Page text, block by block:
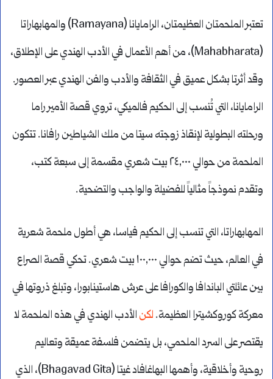
تعتبر الملحمتان العظيمتان، الرامايانا (Ramayana) والمهابهاراتا
(Mahabharata)، من أهم الأعمال في الأدب الهندي على الإطلاق،
وقد أثرتا بشكل عميق في الثقافة والأدب والفن الهندي عبر العصور.
الرامايانا، التي تُنسب إلى الحكيم فالميكي، تروي قصة الأمير راما
ورحلته البطولية لإنقاذ زوجته سيتا من ملك الشياطين رافانا. تتكون
الملحمة من حوالي ٢٤,٠٠٠ بيت شعري مقسمة إلى سبعة كتب،
وتقدم نموذجاً مثالياً للفضيلة والواجب والتضحية.
المهابهاراتا، التي تنسب إلى الحكيم فياسا، هي أطول ملحمة شعرية
في العالم، حيث تضم حوالي ١٠٠,٠٠٠ بيت شعري. تحكي قصة الصراع
بين عائلتي الباندافا والكورافا على عرش هاستينابورا، وتبلغ ذروتها في
معركة كوروكشيترا العظيمة. لكن الأدب الهندي في هذه الملحمة لا
يقتصر على السرد الملحمي، بل يتضمن فلسفة عميقة وتعاليم
روحية وأخلاقية، وأهمها البهاغافاد غيتا (Bhagavad Gita)، الذي